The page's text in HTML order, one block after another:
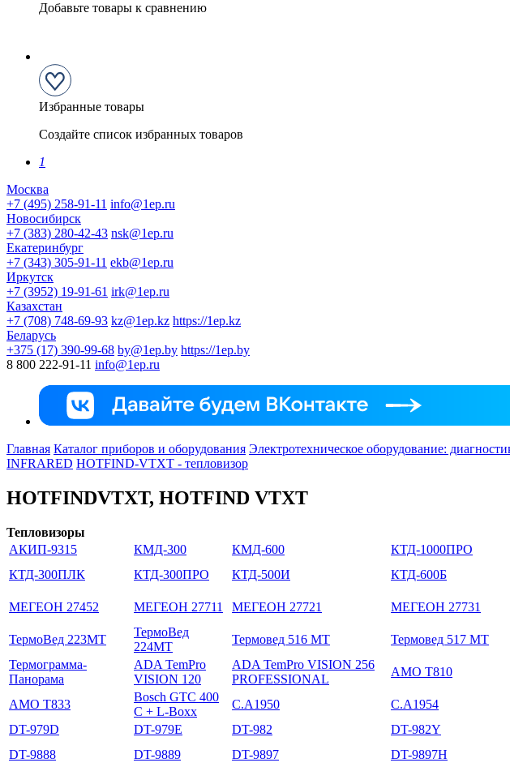
Добавьте товары к сравнению
Избранные товары
Создайте список избранных товаров
1
Москва
+7 (495) 258-91-11 info@1ep.ru
Новосибирск
+7 (383) 280-42-43 nsk@1ep.ru
Екатеринбург
+7 (343) 305-91-11 ekb@1ep.ru
Иркутск
+7 (3952) 19-91-61 irk@1ep.ru
Казахстан
+7 (708) 748-69-93 kz@1ep.kz https://1ep.kz
Беларусь
+375 (17) 390-99-68 by@1ep.by https://1ep.by
8 800 222-91-11 info@1ep.ru
Главная Каталог приборов и оборудования Электротехническое оборудование:
INFRARED HOTFIND-VTXT - тепловизор
HOTFINDVTXT, HOTFIND VTXT
Тепловизоры
АКИП-9315
КМД-300 КМД-600 КТД-1000ПРО
КТД-300ПЛК
КТД-300ПРО КТД-500И КТД-600Б
МЕГЕОН 27452 МЕГЕОН 27711 МЕГЕОН 27721 МЕГЕОН 27731
ТермоВед 223МТ
ТермоВед
224МТ
Термовед 516 МТ Термовед 517 МТ
Термограмма-
Панорама
ADA TemPro
VISION 120
ADA TemPro VISION 256
PROFESSIONAL
AMO T810
AMO T833
Bosch GTC 400
C + L-Boxx
C.A1950 C.A1954
DT-979D
DT-979E DT-982 DT-982Y
DT-9888
DT-9889 DT-9897 DT-9897H